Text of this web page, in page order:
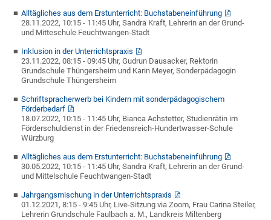
Alltägliches aus dem Erstunterricht: Buchstabeneinführung
28.11.2022, 10:15 - 11:45 Uhr, Sandra Kraft, Lehrerin an der Grund-
und Mitteschule Feuchtwangen-Stadt
Inklusion in der Unterrichtspraxis
23.11.2022, 08:15 - 09:45 Uhr, Gudrun Dausacker, Rektorin
Grundschule Thüngersheim und Karin Meyer, Sonderpädagogin
Grundschule Thüngersheim
Schriftspracherwerb bei Kindern mit sonderpädagogischem
Förderbedarf
18.07.2022, 10:15 - 11:45 Uhr, Bianca Achstetter, Studienrätin im
Förderschuldienst in der Friedensreich-Hundertwasser-Schule
Würzburg
Alltägliches aus dem Erstunterricht: Buchstabeneinführung
30.05.2022, 10:15 - 11:45 Uhr, Sandra Kraft, Lehrerin an der Grund-
und Mittelschule Feuchtwangen-Stadt
Jahrgangsmischung in der Unterrichtspraxis
01.12.2021, 8:15 - 9:45 Uhr, Live-Sitzung via Zoom, Frau Carina Steiler,
Lehrerin Grundschule Faulbach a. M., Landkreis Miltenberg